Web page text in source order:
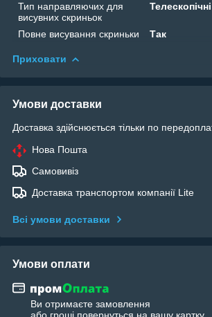
Тип направляючих для
висувних скриньок
Повне висування скриньки Так
Приховати
Умови доставки
Доставка здійснюється тільки по
Нова Пошта
Самовивіз
Доставка транспортом компанії Lite
Всі умови доставки
Умови оплати
Ви отримаєте замовлення